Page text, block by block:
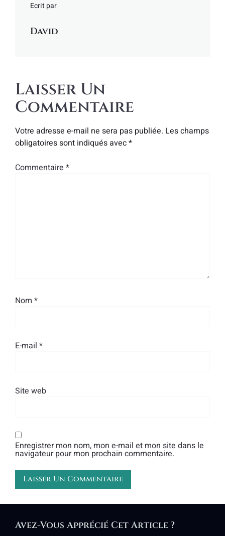
Ecrit par
David
Laisser Un
Commentaire
Votre adresse e-mail ne sera pas publiée. Les champs
obligatoires sont indiqués avec*
Commentaire *
Nom *
E-mail *
Site web
Enregistrer mon nom, mon e-mail et mon site dans le
navigateur pour mon prochain commentaire.
Alternative:
Avez-Vous Apprécié Cet Article ?